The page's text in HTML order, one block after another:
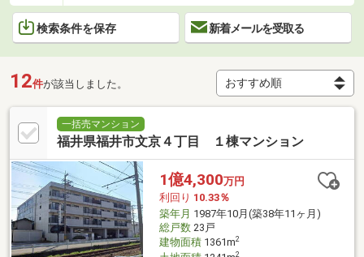
検索条件を保存 新着メールを受取る
12件が該当しました。
一括売マンション
福井県福井市文京４丁目 １棟マンション
1億4,300万円
利回り 10.33％
築年月 1987年10月(築38年11ヶ月)
総戸数23戸
建物面積1361m2
2